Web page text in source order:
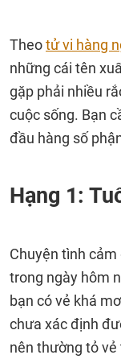
Theotử vi hàng
những cái tên
gặp phải nhiều
cuộc sống. Bạn
đầu hàng số
Hạng 1:
Chuyện tình
trong ngày hôm
bạn có vẻ khá
chưa xác định
nên thường tỏ